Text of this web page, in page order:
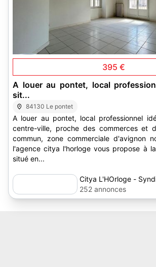
395 €
A louer au pontet, local
sit...
84130 Le pontet
A louer au pontet, local professionnel
centre-ville, proche des commerces et
commun, zone commerciale d'avignon
l'agence citya l'horloge vous propose à
situé en...
Citya L'HOrloge -
252 annonces